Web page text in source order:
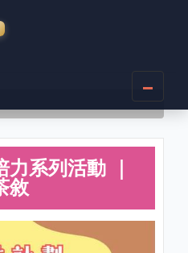
力系列活動 ｜
敘